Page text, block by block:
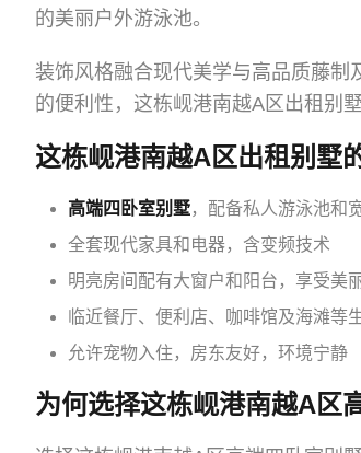
的美丽户外游泳池。
装饰风格融合现代美学与高品质藤
的便利性，这栋岘港南越A区出租别
这栋岘港南越A区出租别墅
高端四卧室别墅，配备私人游泳池和
全套现代家具和电器，含变频技术
明亮房间配有大窗户和阳台，享受美
临近餐厅、便利店、咖啡馆及海滩等
允许宠物入住，房东友好，环境宁静
为何选择这栋岘港南越A区